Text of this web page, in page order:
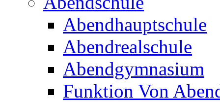
Abendhauptschule
Abendrealschule
Abendgymnasium
Funktion Von